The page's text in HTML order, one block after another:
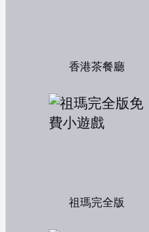
香港茶餐廳
祖瑪完全版